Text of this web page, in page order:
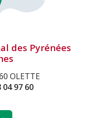
des Pyrénées
OLETTE
04 97 60